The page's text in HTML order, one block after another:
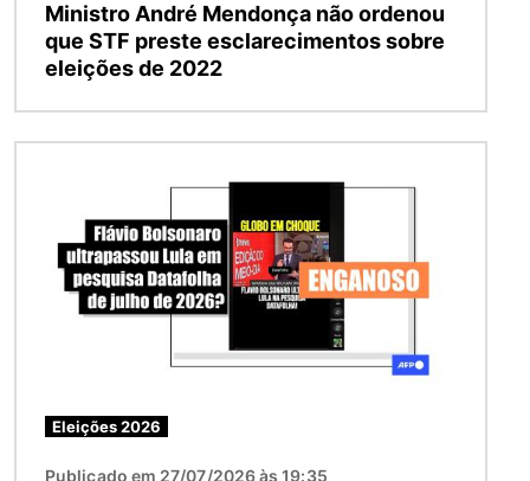
Ministro André Mendonça não ordenou
que STF preste esclarecimentos sobre
eleições de 2022
Eleições 2026
Publicado em 27/07/2026 às 19:35